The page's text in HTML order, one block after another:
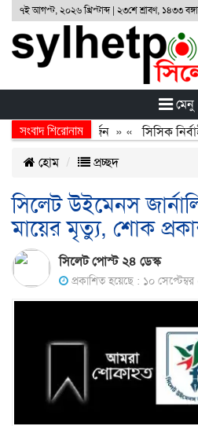
৭ই আগস্ট, ২০২৬ খ্রিস্টাব্দ | ২৩শে শ্রাবণ, ১৪৩৩
মেনু
সংবাদ শিরোনাম
বর্জন ও বিসর্জন » «সিসিক
হোম
প্রচ্ছদ
সিলেট উইমেনস
মায়ের মৃত্যু, শোক
সিলেট পোস্ট ২৪ ডেস্ক
প্রকাশিত হয়েছে : ১০